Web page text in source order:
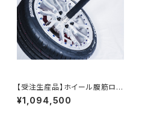
【受注生産品】ホイール腹筋ロー
ラー
¥1,094,500